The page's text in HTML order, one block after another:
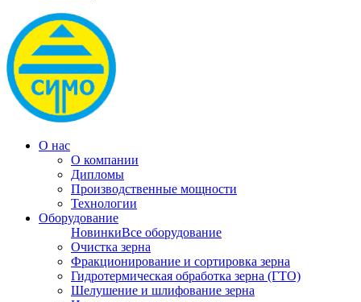
О нас
О компании
Дипломы
Производственные мощности
Технологии
Оборудование
НовинкиВсе оборудование
Очистка зерна
Фракционирование и сортировка зерна
Гидротермическая обработка зерна (ГТО)
Шелушение и шлифование зерна